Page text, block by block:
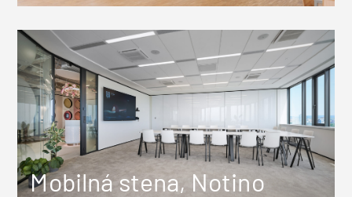
Mobilná stena, Notino